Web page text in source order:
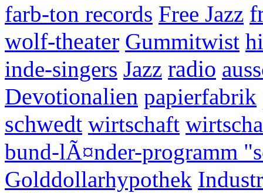
farb-ton records Free Jazz
wolf-theater Gummitwist
inde-singers Jazz radio
Devotionalien papierfabrik
schwedt wirtschaft
bund-lÃ¤nder-programm
Golddollarhypothek